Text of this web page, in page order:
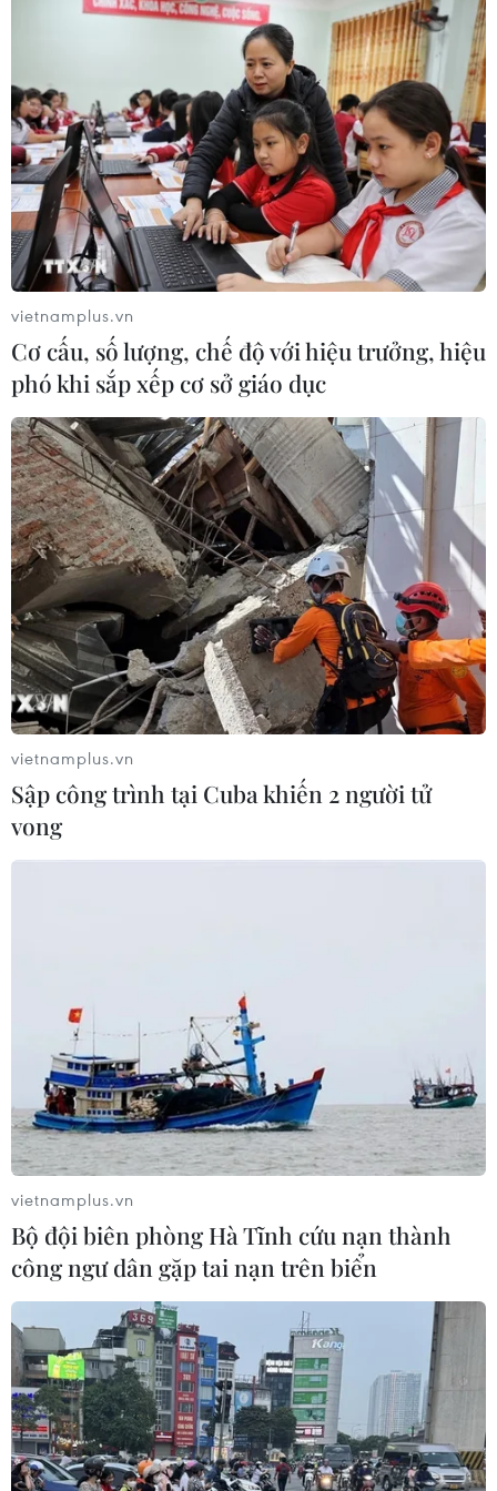
TIN CÙNG CHUYÊN MỤC
vietnamplus.vn
Cơ cấu, số lượng, chế độ với hiệu trưởng, hiệu
phó khi sắp xếp cơ sở giáo dục
vietnamplus.vn
Sập công trình tại Cuba khiến 2 người tử
vong
vietnamplus.vn
Bộ đội biên phòng Hà Tĩnh cứu nạn thành
công ngư dân gặp tai nạn trên biển